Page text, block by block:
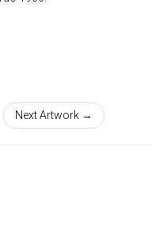
Next Artwork →